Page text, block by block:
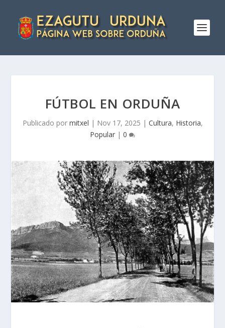
FÚTBOL EN ORDUÑA
Publicado por mitxel | Nov 17, 2025 | Cultura, Historia,
Popular | 0